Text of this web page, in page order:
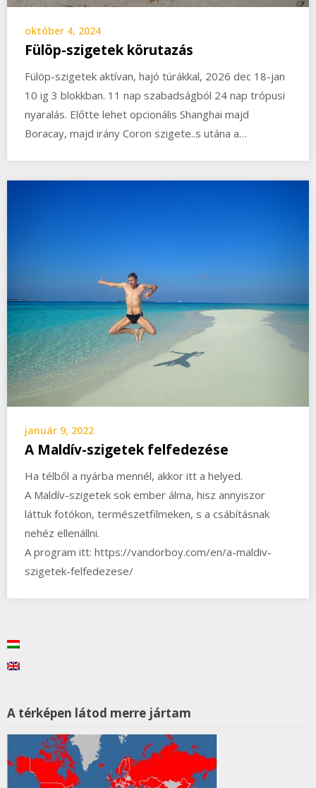
október 4, 2024
Fülöp-szigetek körutazás
Fülöp-szigetek aktívan, hajó túrákkal, 2026 dec 18-jan
10 ig 3 blokkban. 11 nap szabadságból 24 nap trópusi
nyaralás. Előtte lehet opcionális Shanghai majd
Boracay, majd irány Coron szigete..s utána a…
január 9, 2022
A Maldív-szigetek felfedezése
Ha télből a nyárba mennél, akkor itt a helyed.
A Maldív-szigetek sok ember álma, hisz annyiszor
láttuk fotókon, természetfilmeken, s a csábításnak
nehéz ellenállni.
A program itt: https://vandorboy.com/en/a-maldiv-
szigetek-felfedezese/
A térképen látod merre jártam